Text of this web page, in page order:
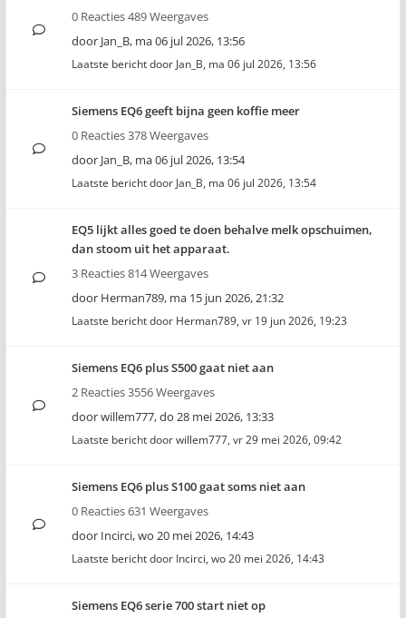
0 Reacties 489 Weergaves
door Jan_B, ma 06 jul 2026, 13:56
Laatste bericht door Jan_B, ma 06 jul 2026, 13:56
Siemens EQ6 geeft bijna geen koffie meer
0 Reacties 378 Weergaves
door Jan_B, ma 06 jul 2026, 13:54
Laatste bericht door Jan_B, ma 06 jul 2026, 13:54
EQ5 lijkt alles goed te doen behalve melk opschuimen,
dan stoom uit het apparaat.
3 Reacties 814 Weergaves
door Herman789, ma 15 jun 2026, 21:32
Laatste bericht door Herman789, vr 19 jun 2026, 19:23
Siemens EQ6 plus S500 gaat niet aan
2 Reacties 3556 Weergaves
doorwillem777,do 28 mei 2026, 13:33
Laatste bericht doorwillem777, vr 29 mei 2026, 09:42
Siemens EQ6 plus S100 gaat soms niet aan
0 Reacties 631 Weergaves
door Incirci,wo 20 mei 2026, 14:43
Laatste bericht door Incirci, wo 20 mei 2026, 14:43
Siemens EQ6 serie 700 start niet op